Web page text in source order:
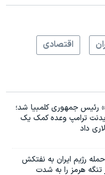
اقتصادی
رئیس جمهوری کلمبیا شد؛
ترامپ وعده کمک یک
داد
رژیم ایران به نفتکش
تنگه هرمز را به‌ شدت